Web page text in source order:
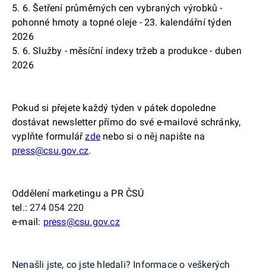
5. 6. Šetření průměrných cen vybraných výrobků -
pohonné hmoty a topné oleje - 23. kalendářní týden
2026
5. 6. Služby - měsíční indexy tržeb a produkce - duben
2026
Pokud si přejete každý týden v pátek dopoledne
dostávat newsletter přímo do své e-mailové schránky,
vyplňte formulářzde nebo si o něj napište na
press@csu.gov.cz.
Oddělení marketingu a PR ČSÚ
tel.:274 054 220
e-mail: press@csu.gov.cz
Nenašli jste, co jste hledali? Informace o veškerých